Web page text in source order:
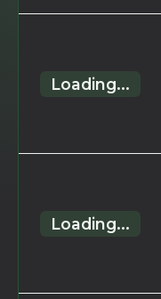
Loading...
Loading...